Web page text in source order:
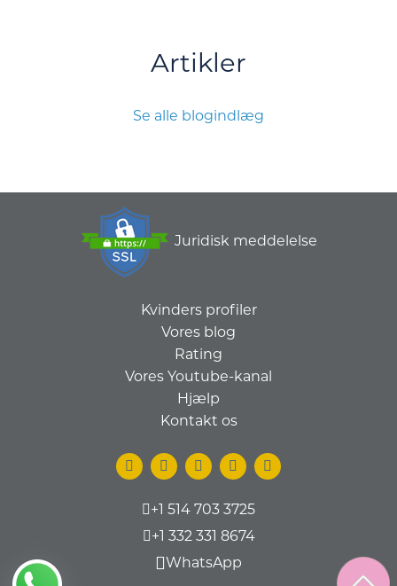
Artikler
Se alle blogindlæg
Juridisk meddelelse
Kvinders profiler
Vores blog
Rating
Vores Youtube-kanal
Hjælp
Kontakt os
+1 514 703 3725
+1 332 331 8674
WhatsApp